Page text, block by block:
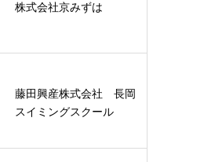
株式会社京みずは
藤田興産株式会社 長岡
スイミングスクール